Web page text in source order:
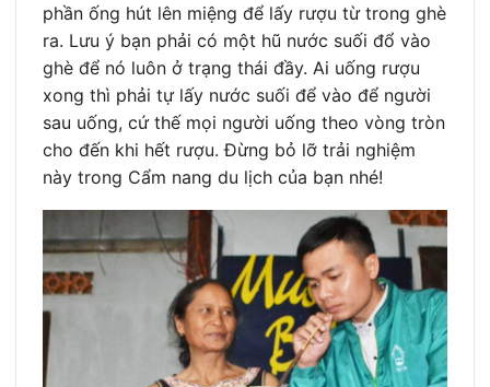
phần ống hút lên miệng để lấy rượu từ trong ghè
ra. Lưu ý bạn phải có một hũ nước suối đổ vào
ghè để nó luôn ở trạng thái đầy. Ai uống rượu
xong thì phải tự lấy nước suối để vào để người
sau uống, cứ thế mọi người uống theo vòng tròn
cho đến khi hết rượu. Đừng bỏ lỡ trải nghiệm
này trong Cẩm nang du lịch của bạn nhé!